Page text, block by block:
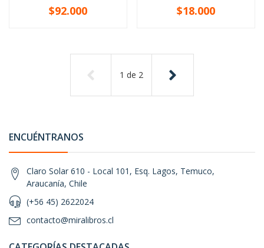
$92.000 $18.000
1 de 2
ENCUÉNTRANOS
Claro Solar 610 - Local 101, Esq. Lagos, Temuco,
Araucanía, Chile
(+56 45) 2622024
contacto@miralibros.cl